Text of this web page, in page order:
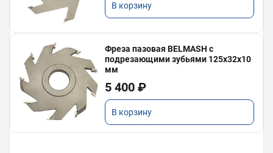
В корзину
Фреза пазовая BELMASH с
подрезающими зубьями 125х32х10
мм
5 400 ₽
В корзину